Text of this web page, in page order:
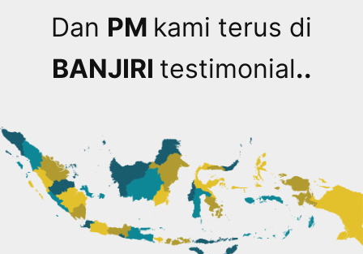
Dan PM kami terus di
BANJIRI testimonial..